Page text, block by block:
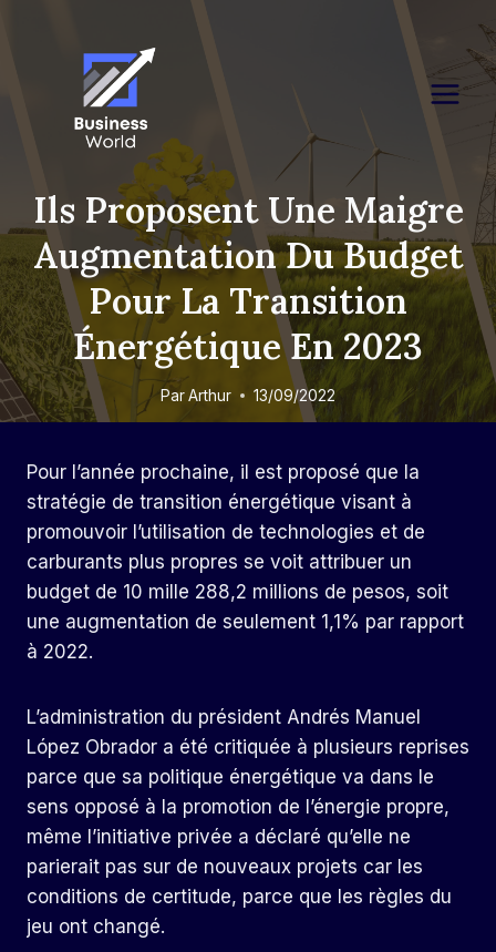
Ils Proposent Une Maigre
Augmentation Du Budget
Pour La Transition
Énergétique En 2023
ParArthur 13/09/2022
Pour l’année prochaine, il est proposé que la
stratégie de transition énergétique visant à
promouvoir l’utilisation de technologies et de
carburants plus propres se voit attribuer un
budget de 10 mille 288,2 millions de pesos, soit
une augmentation de seulement 1,1% par rapport
à 2022.
L’administration du président Andrés Manuel
López Obrador a été critiquée à plusieurs reprises
parce que sa politique énergétique va dans le
sens opposé à la promotion de l’énergie propre,
même l’initiative privée a déclaré qu’elle ne
parierait pas sur de nouveaux projets car les
conditions de certitude, parce que les règles du
jeu ont changé.